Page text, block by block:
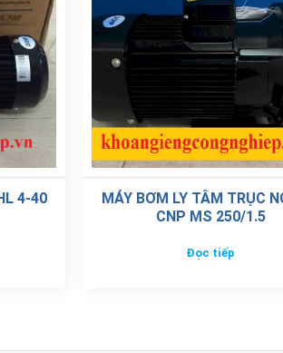
4-40
MÁY BƠM LY TÂM TRỤC
CNP MS 250/1.5
Đọc tiếp